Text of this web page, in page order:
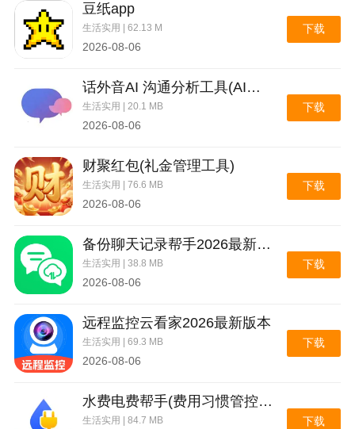
豆纸app
生活实用 | 62.13 M
2026-08-06
下载
话外音AI 沟通分析工具(AI沟通分析工具)
生活实用 | 20.1 MB
2026-08-06
下载
财聚红包(礼金管理工具)
生活实用 | 76.6 MB
2026-08-06
下载
备份聊天记录帮手2026最新版本
生活实用 | 38.8 MB
2026-08-06
下载
远程监控云看家2026最新版本
生活实用 | 69.3 MB
2026-08-06
下载
水费电费帮手(费用习惯管控工具)
生活实用 | 84.7 MB 下载